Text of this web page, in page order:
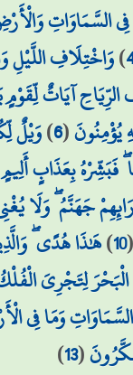
السَّمَاوَاتِ
)وَاخْتِلَافِ اللَّيْلِ
آيَاتٌ
يُؤْمِنُونَ(
6
)وَيْلٌ
فَبَشِّرْهُ بِعَذَابٍ أَلِيمٍ
جَهَنَّمُ ۖ وَلَا
10
)هَٰذَا هُدًى
لِتَجْرِيَ الْفُلْكُ
وَمَا فِي
(
13
)